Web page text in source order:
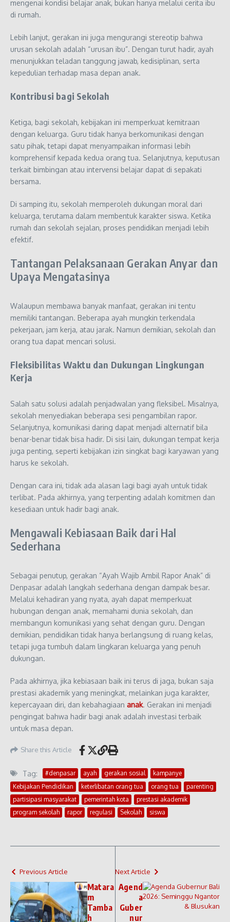
mengenai kondisi belajar anak, bukan hanya melalui cerita ibu
di rumah.
Lebih lanjut, gerakan ini juga mengurangi stereotip bahwa
urusan sekolah adalah “urusan ibu”. Dengan turut hadir, ayah
menunjukkan teladan tanggung jawab, kedisiplinan, serta
kepedulian terhadap masa depan anak.
Kontribusi bagi Sekolah
Ketiga, bagi sekolah, kebijakan ini memperkuat kemitraan
dengan keluarga. Guru tidak hanya berkomunikasi dengan
satu pihak, tetapi dapat menyampaikan informasi lebih
komprehensif kepada kedua orang tua. Selanjutnya, keputusan
terkait bimbingan atau intervensi belajar dapat di sepakati
bersama.
Di samping itu, sekolah memperoleh dukungan moral dari
keluarga, terutama dalam membentuk karakter siswa. Ketika
rumah dan sekolah sejalan, proses pendidikan menjadi lebih
efektif.
Tantangan Pelaksanaan Gerakan Anyar dan
Upaya Mengatasinya
Walaupun membawa banyak manfaat, gerakan ini tentu
memiliki tantangan. Beberapa ayah mungkin terkendala
pekerjaan, jam kerja, atau jarak. Namun demikian, sekolah dan
orang tua dapat mencari solusi.
Fleksibilitas Waktu dan Dukungan Lingkungan
Kerja
Salah satu solusi adalah penjadwalan yang fleksibel. Misalnya,
sekolah menyediakan beberapa sesi pengambilan rapor.
Selanjutnya, komunikasi daring dapat menjadi alternatif bila
benar-benar tidak bisa hadir. Di sisi lain, dukungan tempat kerja
juga penting, seperti kebijakan izin singkat bagi karyawan yang
harus ke sekolah.
Dengan cara ini, tidak ada alasan lagi bagi ayah untuk tidak
terlibat. Pada akhirnya, yang terpenting adalah komitmen dan
kesediaan untuk hadir bagi anak.
Mengawali Kebiasaan Baik dari Hal
Sederhana
Sebagai penutup, gerakan “Ayah Wajib Ambil Rapor Anak” di
Denpasar adalah langkah sederhana dengan dampak besar.
Melalui kehadiran yang nyata, ayah dapat memperkuat
hubungan dengan anak, memahami dunia sekolah, dan
membangun komunikasi yang sehat dengan guru. Dengan
demikian, pendidikan tidak hanya berlangsung di ruang kelas,
tetapi juga tumbuh dalam lingkaran keluarga yang penuh
dukungan.
Pada akhirnya, jika kebiasaan baik ini terus di jaga, bukan saja
prestasi akademik yang meningkat, melainkan juga karakter,
kepercayaan diri, dan kebahagiaan anak. Gerakan ini menjadi
pengingat bahwa hadir bagi anak adalah investasi terbaik
untuk masa depan.
Share this Article
Tag: #denpasar ayah gerakan sosial
kampanye
Kebijakan Pendidikan
keterlibatan orang tua orang tua
parenting
partisipasi masyarakat
pemerintah kota
prestasi akademik
program sekolah
rapor regulasi Sekolah siswa
Previous Article
Matara
m
Tamba
h
Next Article
Agend
a
Guber
nur